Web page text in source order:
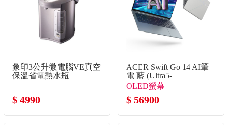
象印3公升微電腦VE真空
保溫省電熱水瓶
$ 4990
ACER Swift Go 14 AI筆
電 藍 (Ultra5-
338H/32G/512G
SSD/W11)
OLED螢幕
$ 56900